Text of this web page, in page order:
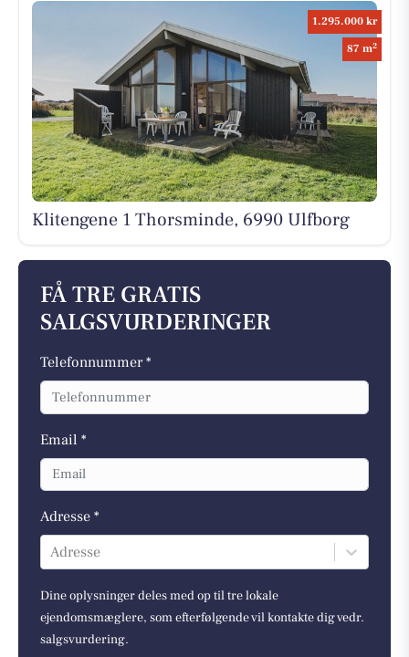
1.295.000 kr
87 m2
Klitengene 1 Thorsminde, 6990 Ulfborg
FÅ TRE GRATIS
SALGSVURDERINGER
Telefonnummer *
Email *
Adresse *
Adresse
Dine oplysninger deles med op til tre lokale
ejendomsmæglere, som efterfølgende vil kontakte dig vedr.
salgsvurdering.